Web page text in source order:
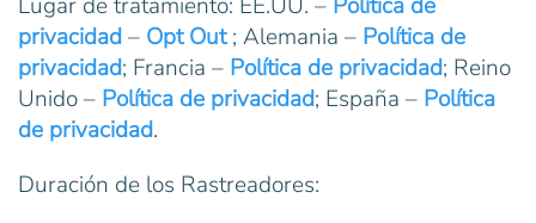
privacidad– Opt Out; Alemania – Política de
privacidad; Francia – Política de privacidad; Reino
Unido – Política de privacidad; España – Política
de privacidad.
Duración de los Rastreadores: